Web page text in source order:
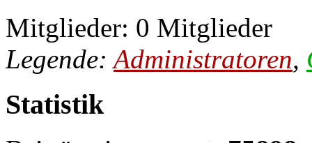
Mitglieder: 0 Mitglieder
Legende:Administratoren,
Statistik